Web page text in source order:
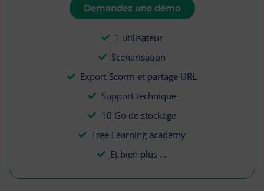
Demandez une démo
1 utilisateur
Scénarisation
Export Scorm et partage URL
Support technique
10 Go de stockage
Tree Learning academy
Et bien plus ...